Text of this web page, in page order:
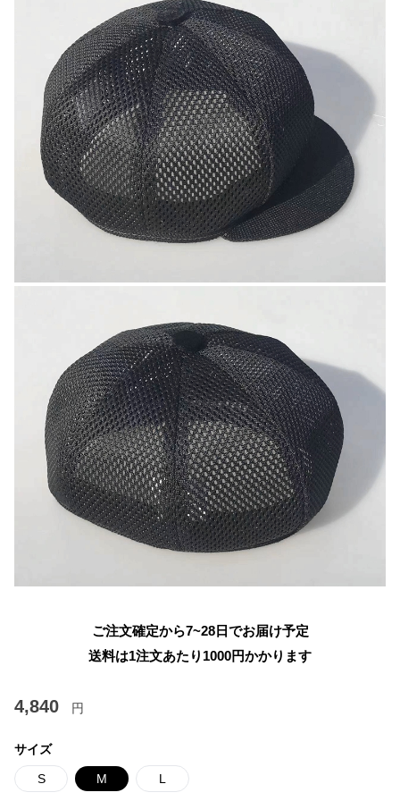
ご注文確定から7~28日でお届け予定
送料は1注文あたり 1000円かかります
4,840 円
サイズ
S M L